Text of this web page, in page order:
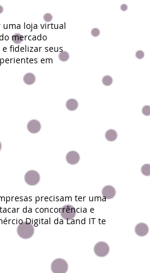
uma loja virtual
mercado
fidelizar seus
em
precisam ter uma
da concorrência e
Digital da Land IT te